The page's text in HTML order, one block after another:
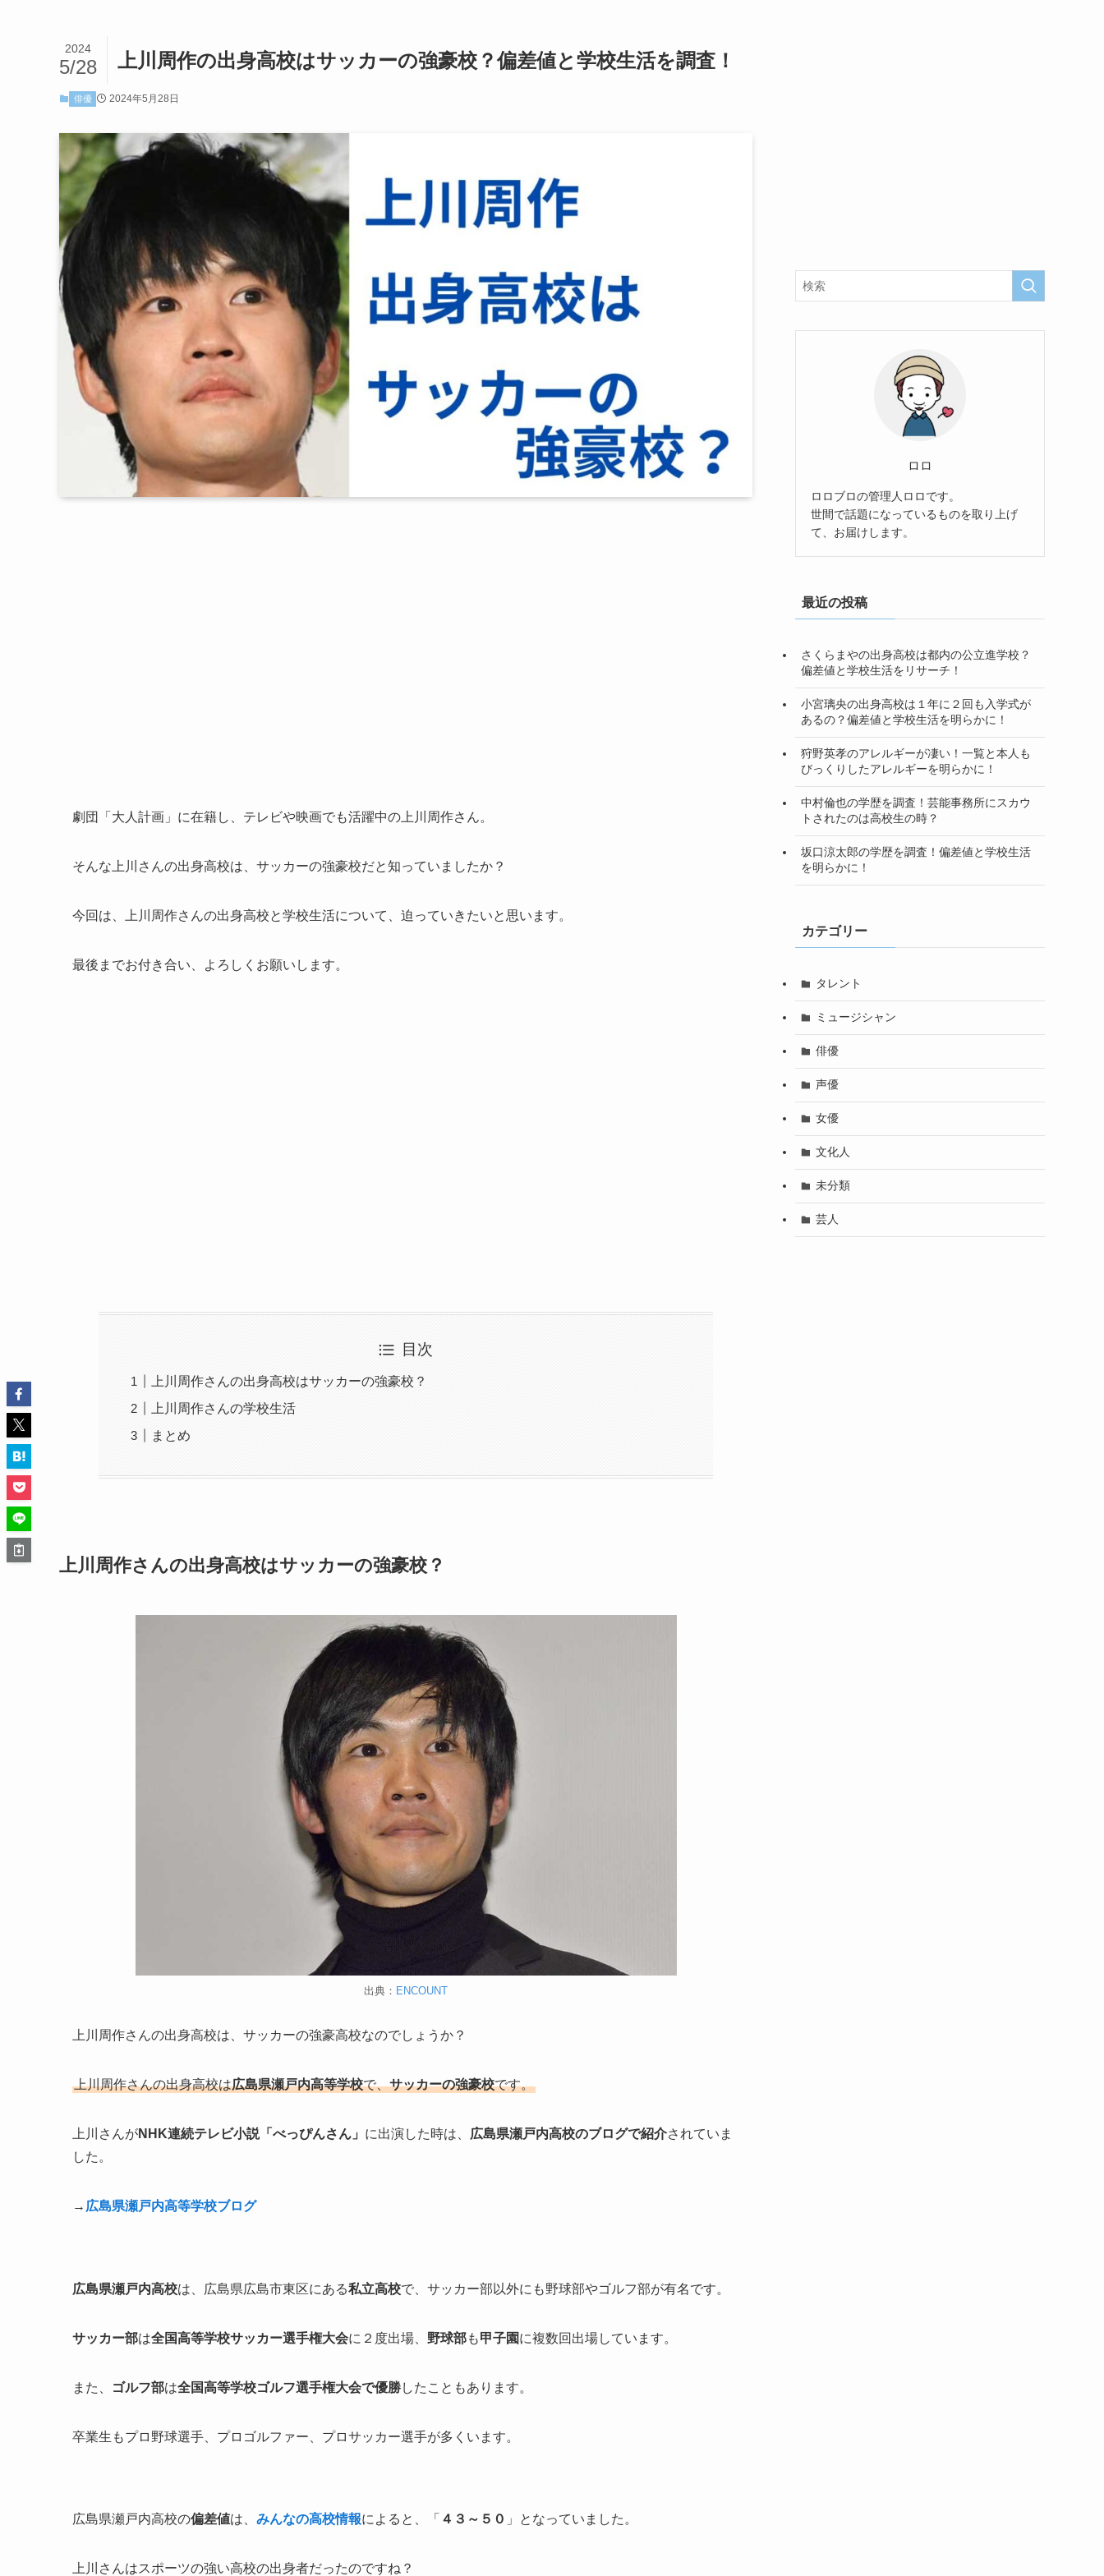
上川周作の出身高校はサッカーの強豪校？偏差値と学校生活を調査！
2024
5/28
俳優 2024年5月28日
劇団「大人計画」に在籍し、テレビや映画でも活躍中の上川周作さん。
そんな上川さんの出身高校は、サッカーの強豪校だと知っていましたか？
今回は、上川周作さんの出身高校と学校生活について、迫っていきたいと思います。
最後までお付き合い、よろしくお願いします。
目次
上川周作さんの出身高校はサッカーの強豪校？
上川周作さんの学校生活
まとめ
上川周作さんの出身高校はサッカーの強豪校？
出典： ENCOUNT
上川周作さんの出身高校は、サッカーの強豪高校なのでしょうか？
上川周作さんの出身高校は広島県瀬戸内高等学校で、サッカーの強豪校です。
上川さんがNHK連続テレビ小説「べっぴんさん」 に出演した時は、 広島県瀬戸内高校のブログで紹介されていま
した。
→ 広島県瀬戸内高等学校ブログ
広島県瀬戸内高校は、広島県広島市東区にある私立高校で、サッカー部以外にも野球部やゴルフ部が有名です。
サッカー部は全国高等学校サッカー選手権大会に２度出場、 野球部も甲子園に複数回出場しています。
また、 ゴルフ部は全国高等学校ゴルフ選手権大会で優勝したこともあります。
卒業生もプロ野球選手、プロゴルファー、プロサッカー選手が多くいます。
広島県瀬戸内高校の偏差値は、 みんなの高校情報によると、「 ４３～５０ 」となっていました。
上川さんはスポーツの強い高校の出身者だったのですね？
ロロ
ロロブロの管理人ロロです。
世間で話題になっているものを取り上げ
て、お届けします。
最近の投稿
さくらまやの出身高校は都内の公立進学校？
偏差値と学校生活をリサーチ！
小宮璃央の出身高校は１年に２回も入学式が
あるの？偏差値と学校生活を明らかに！
狩野英孝のアレルギーが凄い！一覧と本人も
びっくりしたアレルギーを明らかに！
中村倫也の学歴を調査！芸能事務所にスカウ
トされたのは高校生の時？
坂口涼太郎の学歴を調査！偏差値と学校生活
を明らかに！
カテゴリー
タレント
ミュージシャン
俳優
声優
女優
文化人
未分類
芸人